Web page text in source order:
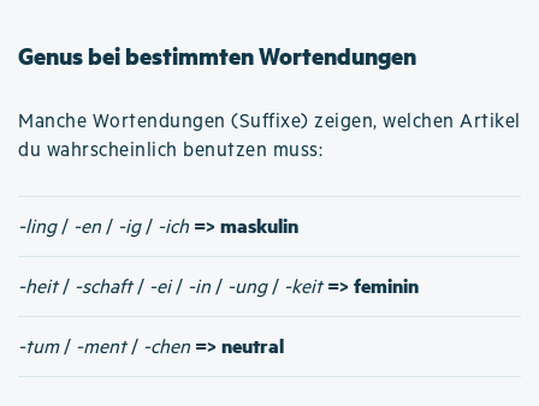
Genus bei bestimmten Wortendungen
Manche Wortendungen (Suffixe) zeigen, welchen Artikel
du wahrscheinlich benutzen muss:
-ling/ -en / -ig/ -ich => maskulin
-heit/ -schaft/ -ei/ -in / -ung/ -keit => feminin
-tum/ -ment/ -chen => neutral